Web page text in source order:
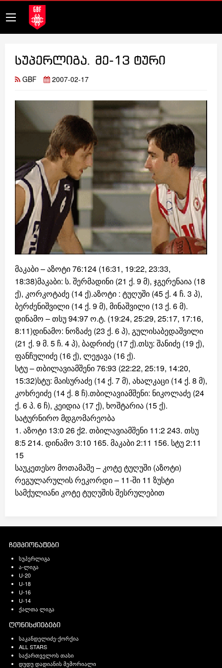
სუპერლიგა. მე-13 ტური
GBF 2007-02-17
მაკაბი – აზოტი 76:124 (16:31, 19:22, 23:33,
18:38)მაკაბი: ს. შერმადინი (21 ქ. 9 მ), ჯგერენაია (18
ქ), კორკოტაძე (14 ქ).აზოტი : ტუღუში (45 ქ. 4 ჩ. 3 პ),
ბერძენიშვილი (14 ქ. 9 მ), მინაშვილი (13 ქ. 6 მ).
დინამო – თსუ 94:97 ო.ტ. (19:24, 25:29, 25:17, 17:16,
8:11)დინამო: ნოზაძე (23 ქ. 6 პ), გულისაბედაშვილი
(21 ქ. 9 მ. 5 ჩ. 4 პ), ბადრიძე (17 ქ).თსუ: შანიძე (19 ქ),
ფანჩულიძე (16 ქ), ლეჟავა (16 ქ).
სტუ – თბილავიამშენი 76:93 (22:22, 25:19, 14:20,
15:32)სტუ: მაისურაძე (14 ქ. 7 მ), ახალკაცი (14 ქ. 8 მ),
კოხრეიძე (14 ქ. 8 ჩ).თბილავიამშენი: ნიკოლაძე (24
ქ. 6 პ. 6 ჩ), კეიდია (17 ქ), ხოშტარია (15 ქ).
სატურნირო მდგომარეობა
1. აზოტი 13:0 26 ქ2. თბილავიამშენი 11:2 243. თსუ
8:5 214. დინამო 3:10 165. მაკაბი 2:11 156. სტუ 2:11
15
საუკეთესო მოთამაშე – კოტე ტუღუში (აზოტი)
რეგულარულის რეკორდი – 11-ში 11 ზუსტი
სამქულიანი კოტე ტუღუშის შესრულებით
ჩემპიონატები
სუპერლიგა
ა-ლიგა
U-20
U-18
U-16
U-14
ქალთა ლიგა
ღონისძიებები
საკანდელიძე-ქორქია
ALL STARS
საქართველოს თასი
დუდუ დადიანის მემორიალი